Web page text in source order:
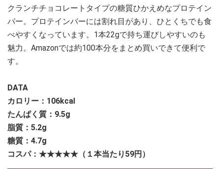
クランチチョコレートタイプの糖質ひかえめなプロテイン
バー。プロテインバーには割れ目があり、ひとくちでも食
べやすくなっています。1本22gで持ち運びしやすいのも
魅力。Amazonでは約100本分をまとめ買いできて便利で
す。
DATA
カロリー： 106kcal
たんぱく質：9.5g
脂質：5.2g
糖質：4.7g
コスパ：★★★★★（１本当たり59円）